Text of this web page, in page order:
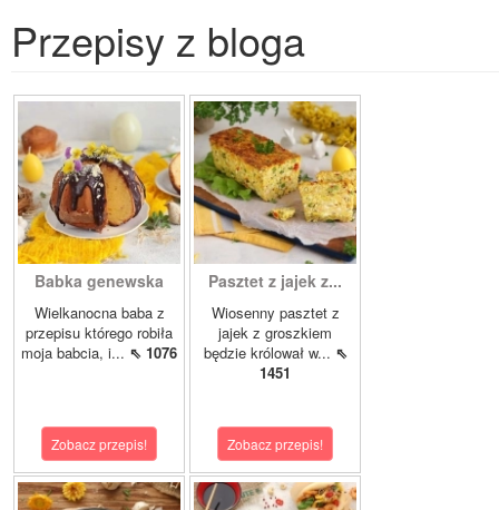
Przepisy z bloga
Babka genewska
Wielkanocna baba z
przepisu którego robiła
moja babcia, i... ⇖ 1076
Zobacz przepis!
Pasztet z jajek z...
Wiosenny pasztet z
jajek z groszkiem
będzie królował w... ⇖
1451
Zobacz przepis!